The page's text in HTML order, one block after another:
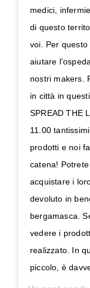
medici,
di questo
voi. Per
aiutare
nostri makers.
in città in
SPREAD THE
11.00
prodotti e noi
catena!
acquistare i
devoluto in
bergamasca.
vedere i
realizzato. In
piccolo, è